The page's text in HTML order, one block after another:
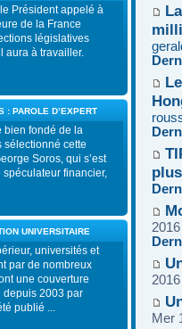
Président appelé à
de la France
législatives
aura à travailler.
: PAROLE D’EXPERT
bien fondé de la
sélectionné cette
Soros, qui s’est
financier,
UNIVERSITAIRE
universités et
par de nombreux
une couverture
depuis 2003 par
publié ...
plus
Mer